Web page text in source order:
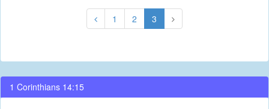
1 2 3
1 Corinthians 14:15